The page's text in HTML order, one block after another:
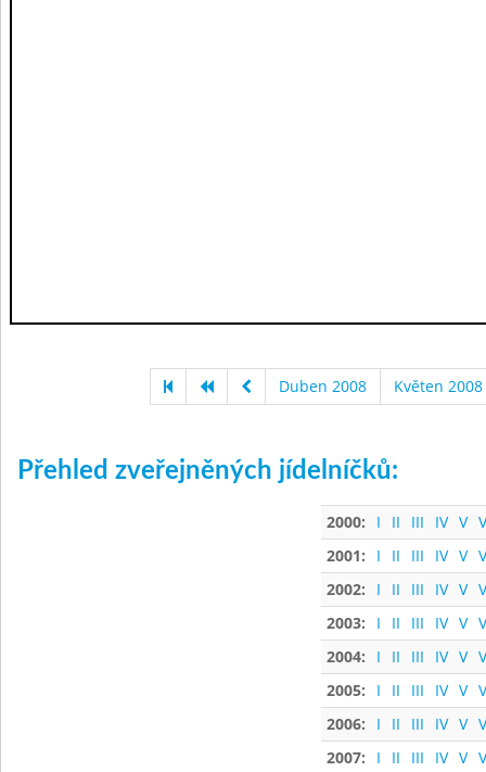
Duben 2008 Květen 2008
Přehled zveřejněných jídelníčků:
2000: I II III IV V
2001:
I II III IV V
2002:
I II III IV V
2003:
I II III IV V
2004:
I II III IV V
2005:
I II III IV V
2006:
I II III IV V
2007:
I II III IV V